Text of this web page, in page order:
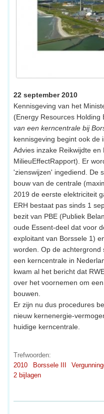
22 september 2010
Kennisgeving van het
(Energy Resources Holding
van een kerncentrale bij
kennisgeving begint ook de
Advies inzake Reikwijdte en
MilieuEffectRapport). Er
'zienswijzen' ingediend. De
bouw van de centrale
2019 de eerste elektriciteit
ERH bestaat pas sinds 1
bezit van PBE (Publiek
oude Essent-deel dat voor
exploitant van Borssele 1)
worden. Op de achtergrond
een kerncentrale in
kwam al het bericht dat
over het voornemen om
bouwen.
Er zijn nu dus procedures
nieuw kernenergie-
huidige kerncentrale.
Trefwoorden:
2010
Borssele III
2 bijlagen